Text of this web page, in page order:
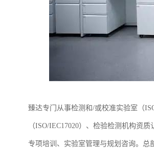
臻达专门从事检测和/或校准实验室（
（ISO/IEC17020）、检验检测机构资
专项培训、实验室管理与规划咨询。总